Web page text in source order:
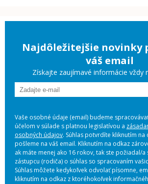
Najdôležitejšie novinky
váš email
Získajte zaujímavé informácie vždy
Vaše osobné údaje (email) budeme
účelom v súlade s platnou legislatívou a
osobných údajov. Súhlas potvrdíte kliknutím na
pošleme na váš email. Kliknutím na odkaz
ak máte menej ako 16 rokov, tak ste požiadal/a
zástupcu (rodiča) o súhlas so spracovaním
Súhlas môžete kedykoľvek odvolať písomne,
kliknutím na odkaz z ktoréhokoľvek